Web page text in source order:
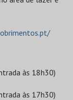
às 18h30)
às 17h30)